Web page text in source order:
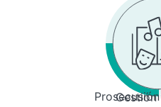
Gestión